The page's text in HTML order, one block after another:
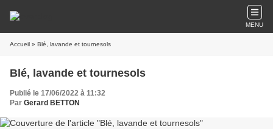
MENU
Accueil » Blé, lavande et tournesols
Blé, lavande et tournesols
Publié le 17/06/2022 à 11:32
Par Gerard BETTON